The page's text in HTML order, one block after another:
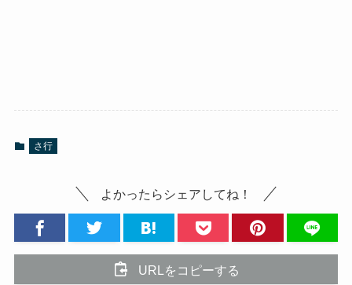
さ行
よかったらシェアしてね！
URLをコピーする